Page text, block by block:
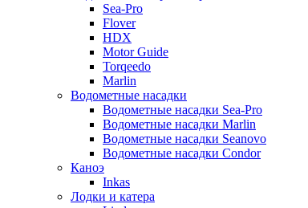
Sea-Pro
Flover
HDX
Motor Guide
Torqeedo
Marlin
Водометные насадки
Водометные насадки Sea-Pro
Водометные насадки Marlin
Водометные насадки Seanovo
Водометные насадки Condor
Каноэ
Inkas
Лодки и катера